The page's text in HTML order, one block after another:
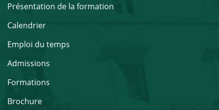
Présentation de la formation
Calendrier
Emploi du temps
Admissions
Formations
Brochure